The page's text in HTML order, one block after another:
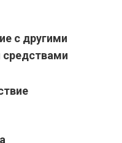
с другими